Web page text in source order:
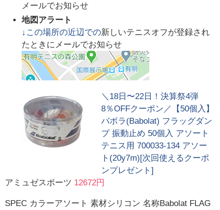
メールでお知らせ
地図アラート
↓この場所の近辺での新しいテニスオフが登録され
たときにメールでお知らせ
＼18日〜22日！決算祭4弾
8％OFFクーポン／【50個入】
バボラ(Babolat) フラッグダン
プ 振動止め 50個入 アソート
テニス用 700033-134 アソー
ト(20y7m)[次回使えるクーポ
ンプレゼント]
アミュゼスポーツ 12672円
SPEC カラーアソート 素材シリコン 名称Babolat FLAG